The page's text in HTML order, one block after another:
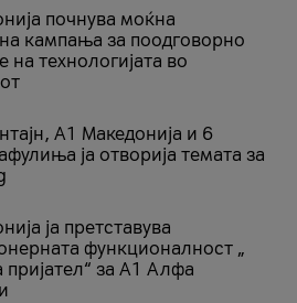
почнува моќна
кампања за поодговорно
на технологијата во
A1 Македонија и 6
ја отворија темата за
ја претставува
функционалност „
за А1 Алфа